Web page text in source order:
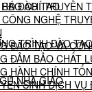
ĐÀO TẠO
TRÌNH ĐÀO TẠO
NHÀ GIÁO
CHÍ TRUYỀN
NGHỆ
ĐÀO TẠO VÀ
ĐẢM BẢO CHẤT
HÀNH CHÍNH
SINH DỊCH VỤ